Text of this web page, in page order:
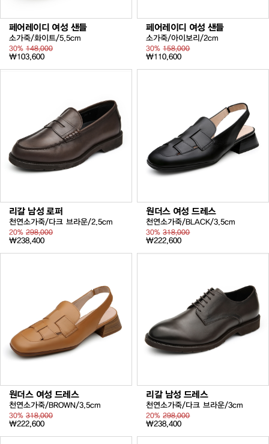
페어레이디 여성 샌들
소가죽/화이트/5.5cm
30% 148,000
₩103,600
페어레이디 여성 샌들
소가죽/아이보리/2cm
30%158,000
₩110,600
리갈 남성 로퍼
천연소가죽/다크 브라운/2.5cm
20% 298,000
₩238,400
원더스 여성 드레스
천연소가죽/BLACK/3.5cm
30%318,000
₩222,600
원더스 여성 드레스
천연소가죽/BROWN/3.5cm
30% 318,000
₩222,600
리갈 남성 드레스
천연소가죽/다크 브라운/3cm
20%298,000
₩238,400